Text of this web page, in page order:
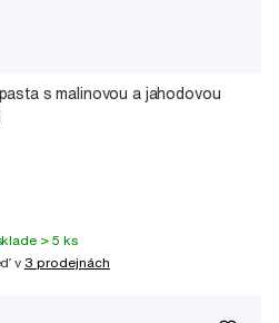
s malinovou a jahodovou
> 5 ks
v 3 prodejnách